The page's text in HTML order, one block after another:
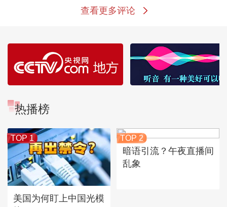
查看更多评论
热播榜
TOP 1
美国为何盯上中国光模
TOP 2
暗语引流？午夜直播间
乱象